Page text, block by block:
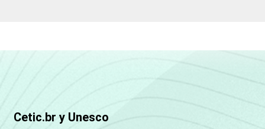
Respostas múltiplas rodiziadas e
família e a posse de uma série de utensílios
Cetic.br y Unesco